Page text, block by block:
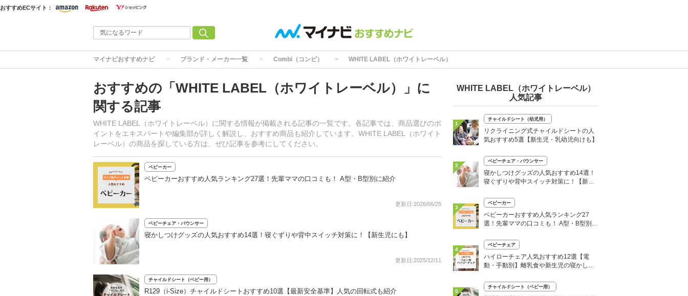
おすすめECサイト：
マイナビおすすめナビ ブランド・メーカー一覧 Combi（コンビ） WHITE LABEL（ホワイトレーベル）
おすすめの「WHITE LABEL（ホワイトレーベル）」に
関する記事
WHITE LABEL（ホワイトレーベル）に関する情報が掲載される記事の一覧です。各記事では、商品選びのポ
イントをエキスパートや編集部が詳しく解説し、おすすめ商品も紹介しています。WHITE LABEL（ホワイト
レーベル）の商品を探している方は、ぜひ記事を参考にしてください。
ベビーカー
ベビーカーおすすめ人気ランキング27選！先輩ママの口コミも！ A型・B型別に紹介
更新日:2026/06/25
ベビーチェア・バウンサー
寝かしつけグッズの人気おすすめ14選！寝ぐずりや背中スイッチ対策に！【新生児にも】
更新日:2025/12/11
チャイルドシート（ベビー用）
R129（i-Size）チャイルドシートおすすめ10選【最新安全基準】人気の回転式も紹介
WHITE LABEL（ホワイトレーベル）
人気記事
1
チャイルドシート（幼児用）
リクライニング式チャイルドシートの人
気おすすめ5選【新生児・乳幼児向けも】
2
ベビーチェア・バウンサー
寝かしつけグッズの人気おすすめ14選！
寝ぐずりや背中スイッチ対策に！【新生
3
ベビーカー
ベビーカーおすすめ人気ランキング27
選！先輩ママの口コミも！ A型・B型別に
4
ベビーチェア
ハイローチェア人気おすすめ12選【電
動・手動別】離乳食や新生児の寝かしつ
5
チャイルドシート（ベビー用）